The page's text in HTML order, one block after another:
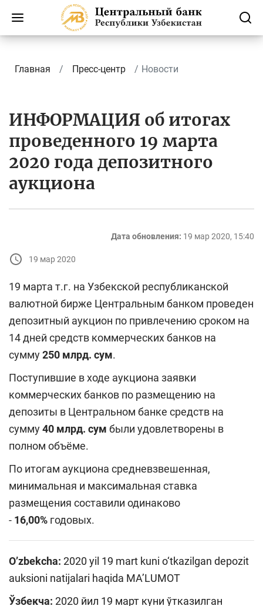
Главная Пресс-центр Новости
ИНФОРМАЦИЯ об итогах
проведенного 19 марта
2020 года депозитного
аукциона
Дата обновления: 19 мар 2020, 15:40
19 мар 2020
19 марта т.г. на Узбекской республиканской
валютной бирже Центральным банком проведен
депозитный аукцион по привлечению сроком на
14 дней средств коммерческих банков на
сумму250 млрд. сум.
Поступившие в ходе аукциона заявки
коммерческих банков по размещению на
депозиты в Центральном банке средств на
сумму40 млрд. сум были удовлетворены в
полном объёме.
По итогам аукциона средневзвешенная,
минимальная и максимальная ставка
размещения составили одинаково
- 16,00% годовых.
O’zbekcha: 2020 yil 19 mart kuni o‘tkazilgan depozit
auksioni natijalari haqida MA’LUMOT
Ўзбекча: 2020 йил 19 март куни ўтказилган